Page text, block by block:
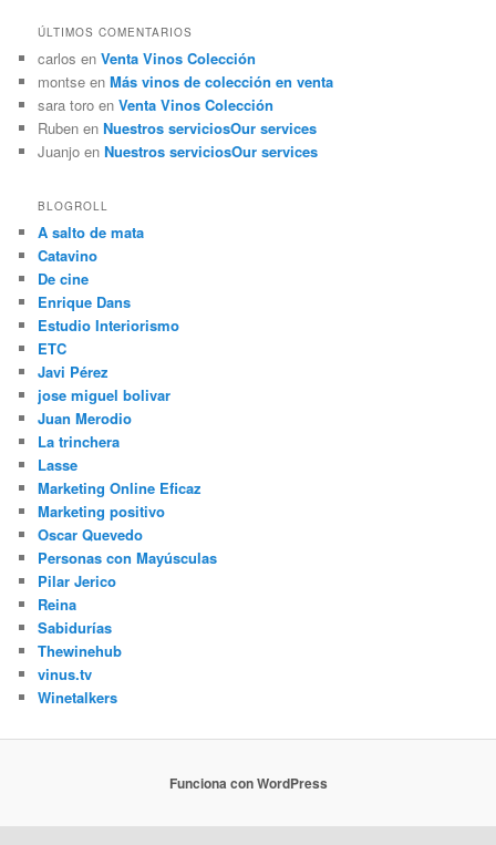
ÚLTIMOS COMENTARIOS
carlos enVenta Vinos Colección
montse enMás vinos de colección en venta
sara toro enVenta Vinos Colección
Ruben enNuestros serviciosOur services
Juanjo enNuestros serviciosOur services
BLOGROLL
A salto de mata
Catavino
De cine
Enrique Dans
Estudio Interiorismo
ETC
Javi Pérez
jose miguel bolivar
Juan Merodio
La trinchera
Lasse
Marketing Online Eficaz
Marketing positivo
Oscar Quevedo
Personas con Mayúsculas
Pilar Jerico
Reina
Sabidurías
Thewinehub
vinus.tv
Winetalkers
Funciona con WordPress